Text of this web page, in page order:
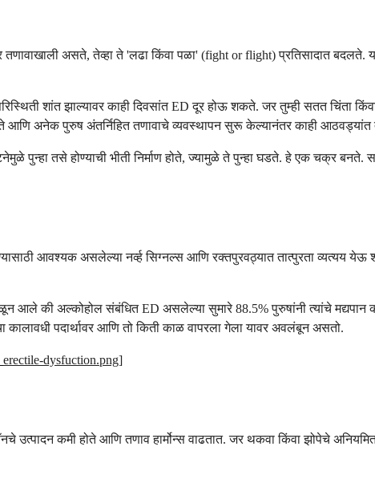
असते, तेव्हा ते 'लढा किंवा पळा' (fight or flight) प्रतिसादात बदलते.
शांत झाल्यावर काही दिवसांत ED दूर होऊ शकते. जर तुम्ही सतत चिंता
अनेक पुरुष अंतर्निहित तणावाचे व्यवस्थापन सुरू केल्यानंतर काही आठवड्यांत ते
पुन्हा तसे होण्याची भीती निर्माण होते, ज्यामुळे ते पुन्हा घडते. हे एक चक्र
आवश्यक असलेल्या नर्व्ह सिग्नल्स आणि रक्तपुरवठ्यात तात्पुरता व्यत्यय येऊ
अल्कोहोल संबंधित ED असलेल्या सुमारे 88.5% पुरुषांनी त्यांचे मद्यपान
पदार्थावर आणि तो किती काळ वापरला गेला यावर अवलंबून असतो.
dysfuction.png]
उत्पादन कमी होते आणि तणाव हार्मोन्स वाढतात. जर थकवा किंवा झोपेचे